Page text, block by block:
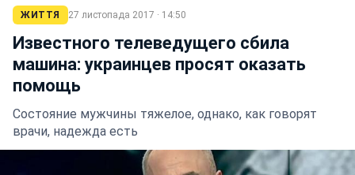
ЖИТТЯ 27 листопада 2017 · 14:50
Известного телеведущего сбила
машина: украинцев просят оказать
помощь
Состояние мужчины тяжелое, однако, как говорят
врачи, надежда есть